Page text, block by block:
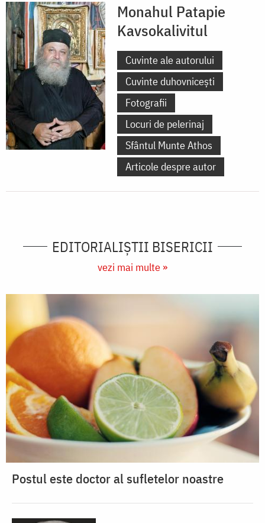
Monahul Patapie
Kavsokalivitul
Cuvinte ale autorului
Cuvinte duhovnicești
Fotografii
Locuri de pelerinaj
Sfântul Munte Athos
Articole despre autor
EDITORIALIȘTII BISERICII
vezi mai multe »
Postul este doctor al sufletelor noastre